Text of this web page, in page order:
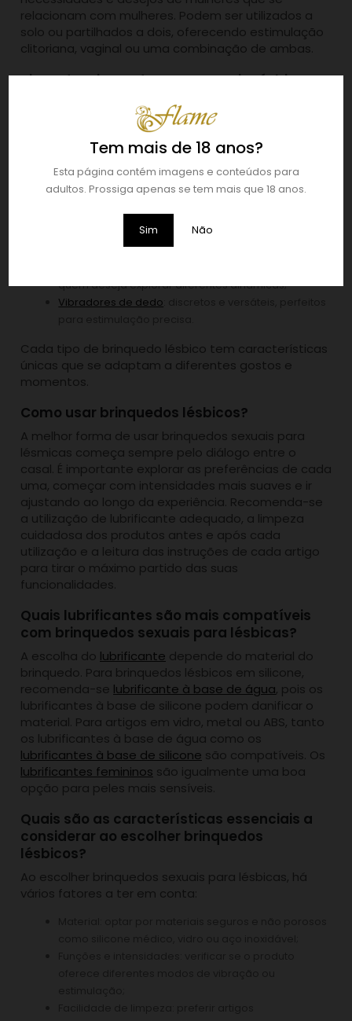
Tem mais de 18 anos?
Esta página contém imagens e conteúdos para
adultos. Prossiga apenas se tem mais que 18 anos.
Sim Não
relacionam com mulheres. Podem ser utilizados a
solo ou partilhados a dois, oferecendo estimulação
clitoriana, vaginal ou uma combinação de ambas.
Tipos de Brinquedos para Casais Lésbicos
Existe uma grande diversidade de brinquedos
sexuais para lésbicas disponíveis na Flame Love
Shop. Os mais populares incluem:
Vibradores de casal
: permitem estimulação
simultânea de duas pessoas;
Dildos duplos
: ideais para penetração partilhada e
maior proximidade entre o casal;
Estimuladores de clítoris e vaginais
sensações intensas sem contacto direto;
quem deseja explorar diferentes dinâmicas;
Vibradores de dedo
Cada tipo de brinquedo lésbico tem características
únicas que se adaptam a diferentes gostos e
momentos.
Como usar brinquedos lésbicos?
A melhor forma de usar brinquedos sexuais para
lésmicas começa sempre pelo diálogo entre o
casal. É importante explorar as preferências de cada
uma, começar com intensidades mais suaves e ir
ajustando ao longo da experiência. Recomenda-se
a utilização de lubrificante adequado, a limpeza
cuidadosa dos produtos antes e após cada
utilização e a leitura das instruções de cada artigo
para tirar o máximo partido das suas
funcionalidades.
Quais lubrificantes são mais compatíveis
com brinquedos sexuais para lésbicas?
A escolha do lubrificante depende do material do
brinquedo. Para brinquedos lésbicos em silicone,
recomenda-se lubrificante à base de água, pois os
lubrificantes à base de silicone podem danificar o
material. Para artigos em vidro, metal ou ABS, tanto
os lubrificantes à base de água como os
lubrificantes à base de silicone são compatíveis. Os
lubrificantes femininos são igualmente uma boa
opção para peles mais sensíveis.
Quais são as características essenciais a
considerar ao escolher brinquedos
lésbicos?
Ao escolher brinquedos sexuais para lésbicas, há
vários fatores a ter em conta: